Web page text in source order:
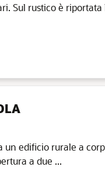
Sul rustico è
un edificio rurale a
a due ...